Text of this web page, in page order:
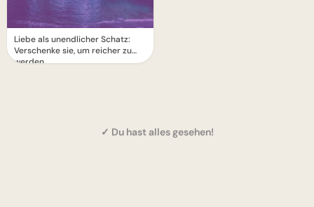
Liebe als unendlicher Schatz:
Verschenke sie, um reicher zu
werden
✓ Du hast alles gesehen!